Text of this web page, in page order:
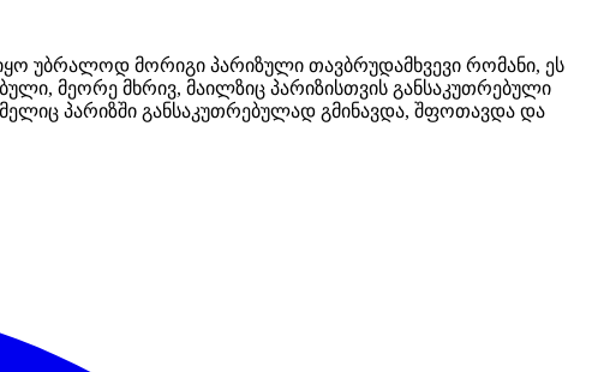
უბრალოდ მორიგი პარიზული თავბრუდამხვევი რომანი, ეს
მეორე მხრივ, მაილზიც პარიზისთვის განსაკუთრებული
პარიზში განსაკუთრებულად გმინავდა, შფოთავდა და